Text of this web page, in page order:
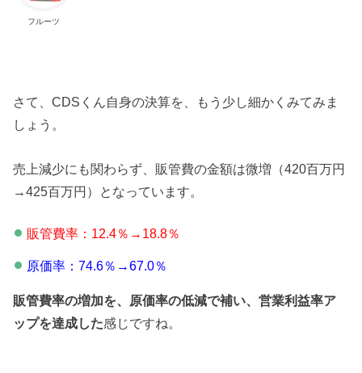
フルーツ
さて、CDSくん自身の決算を、もう少し細かくみてみま
しょう。
売上減少にも関わらず、販管費の金額は微増（420百万円
→425百万円）となっています。
販管費率：12.4％→18.8％
原価率：74.6％→67.0％
販管費率の増加を、原価率の低減で補い、営業利益率ア
ップを達成した感じですね。